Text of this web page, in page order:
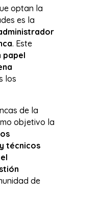
optan la
es la
. Este
papel
los
de la
objetivo la
técnicos
de